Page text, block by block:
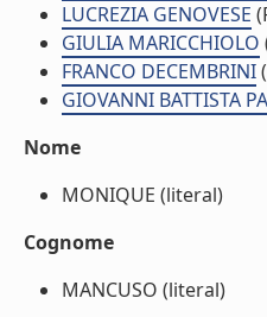
LUCREZIA GENOVESE
GIULIA MARICCHIOLO
FRANCO DECEMBRINI
GIOVANNI BATTISTA
Nome
MONIQUE (literal)
Cognome
MANCUSO (literal)